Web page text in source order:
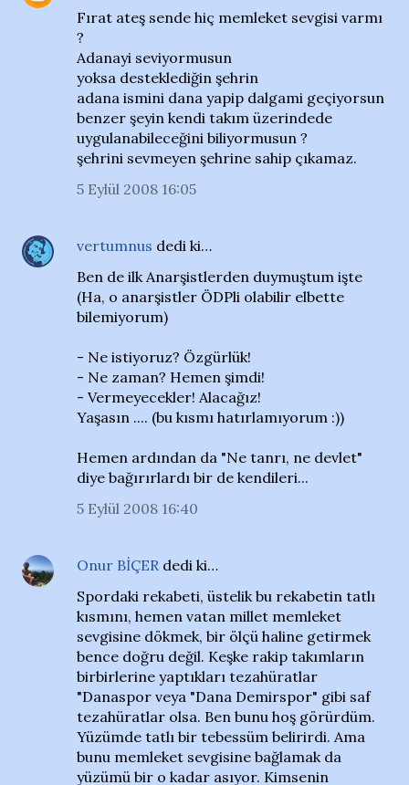
Fırat ateş sende hiç memleket sevgisi varmı
?
Adanayi seviyormusun
yoksa desteklediğin şehrin
adana ismini dana yapip dalgami geçiyorsun
benzer şeyin kendi takım üzerindede
uygulanabileceğini biliyormusun ?
şehrini sevmeyen şehrine sahip çıkamaz.
5 Eylül 2008 16:05
vertumnus dedi ki…
Ben de ilk Anarşistlerden duymuştum işte
(Ha, o anarşistler ÖDPli olabilir elbette
bilemiyorum)
- Ne istiyoruz? Özgürlük!
- Ne zaman? Hemen şimdi!
- Vermeyecekler! Alacağız!
Yaşasın .... (bu kısmı hatırlamıyorum :))
Hemen ardından da "Ne tanrı, ne devlet"
diye bağırırlardı bir de kendileri...
5 Eylül 2008 16:40
Onur BİÇER dedi ki…
Spordaki rekabeti, üstelik bu rekabetin tatlı
kısmını, hemen vatan millet memleket
sevgisine dökmek, bir ölçü haline getirmek
bence doğru değil. Keşke rakip takımların
birbirlerine yaptıkları tezahüratlar
"Danaspor veya "Dana Demirspor" gibi saf
tezahüratlar olsa. Ben bunu hoş görürdüm.
Yüzümde tatlı bir tebessüm belirirdi. Ama
bunu memleket sevgisine bağlamak da
yüzümü bir o kadar asıyor. Kimsenin